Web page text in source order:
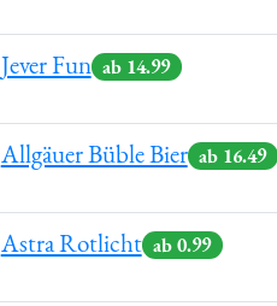
Jever Fun ab 14.99
Allgäuer Büble Bier ab 16.49
Astra Rotlicht ab 0.99